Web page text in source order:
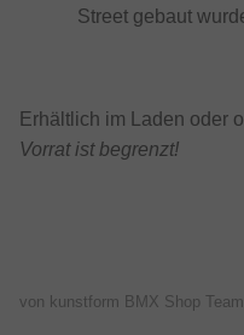
Street gebaut
Erhältlich im Laden oder
Vorrat ist begrenzt!
von kunstform BMX Shop